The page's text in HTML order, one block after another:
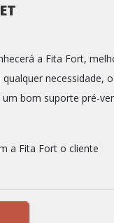
a Fita Fort,
necessidade, o
bom suporte pré-
a Fita Fort o cliente